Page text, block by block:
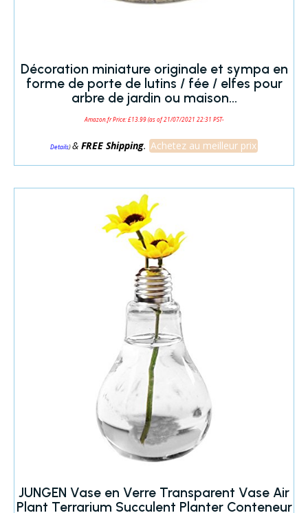
Décoration miniature originale et sympa en
forme de porte de lutins / fée / elfes pour
arbre de jardin ou maison…
Amazon.fr Price:£13.99(as of 21/07/2021 22:31 PST-
Details)& FREE Shipping. Achetez au meilleur prix
JUNGEN Vase en Verre Transparent Vase Air
Plant Terrarium Succulent Planter Conteneur